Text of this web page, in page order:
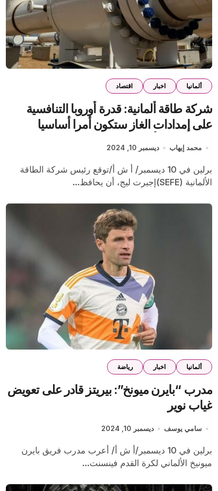
ألمانيا اخبار اقتصاد
شركة طاقة ألمانية: قدرة أوروبا التنافسية
على إمدادات الغاز ستكون أمرا أساسيا
محمد إيهاب ديسمبر 10, 2024
برلين في 10 ديسمبر/ أ ش أ/توقع رئيس شركة الطاقة
الألمانية (SEFE)إجبرت ليج، أن يحافظ...
ألمانيا اخبار رياضة
مدرب “بايرن ميونخ”: بيريتز قادر على تعويض
غياب نوير
سامي يوسف ديسمبر 10, 2024
برلين في 10 ديسمبر/أ ش أ/ أعرب مدرب فريق بايرن
ميونيخ الألماني لكرة القدم فينسنت...